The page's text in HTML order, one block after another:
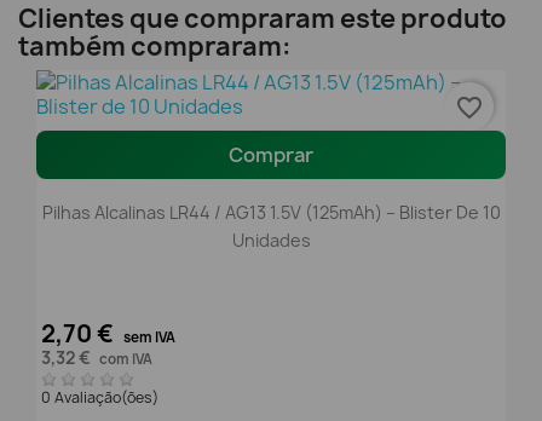
Clientes que compraram este produto
também compraram:
Comprar
Pilhas Alcalinas LR44 / AG13 1.5V (125mAh) – Blister De 10
Unidades
2,70 € sem IVA
3,32 € com IVA
0 Avaliação(ões)
favorite_border